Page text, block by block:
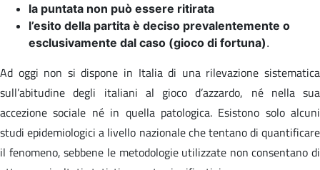
la puntata non può essere ritirata
l’esito della partita è deciso prevalentemente o
esclusivamente dal caso (gioco di fortuna).
Ad oggi non si dispone in Italia di una rilevazione sistematica
sull’abitudine degli italiani al gioco d’azzardo, né nella sua
accezione sociale né in quella patologica. Esistono solo alcuni
studi epidemiologici a livello nazionale che tentano di quantificare
il fenomeno, sebbene le metodologie utilizzate non consentano di